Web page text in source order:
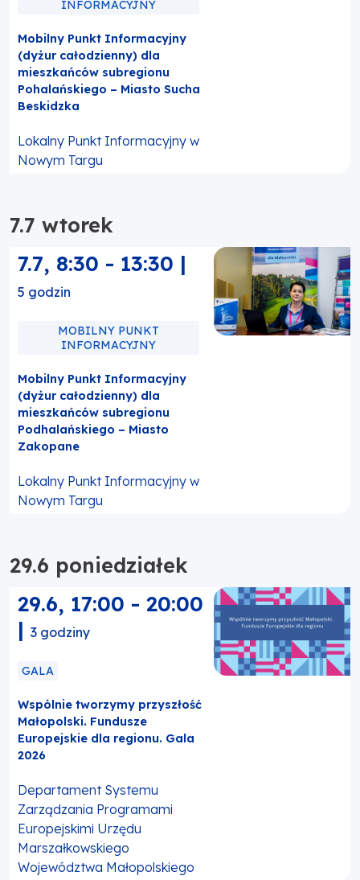
INFORMACYJNY
Mobilny Punkt Informacyjny
(dyżur całodzienny) dla
mieszkańców subregionu
Pohalańskiego – Miasto Sucha
Beskidzka
Lokalny Punkt Informacyjny w
Nowym Targu
7.7 wtorek
7.7, 8:30 - 13:30 |
5 godzin
MOBILNY PUNKT
INFORMACYJNY
Mobilny Punkt Informacyjny
(dyżur całodzienny) dla
mieszkańców subregionu
Podhalańskiego – Miasto
Zakopane
Lokalny Punkt Informacyjny w
Nowym Targu
29.6 poniedziałek
29.6, 17:00 - 20:00
| 3 godziny
GALA
Wspólnie tworzymy przyszłość
Małopolski. Fundusze
Europejskie dla regionu. Gala
2026
Departament Systemu
Zarządzania Programami
Europejskimi Urzędu
Marszałkowskiego
Województwa Małopolskiego